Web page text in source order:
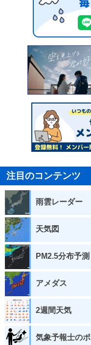
注目のコンテンツ
雨雲レーダー
天気図
PM2.5分布予測
アメダス
2週間天気
気象予報士の